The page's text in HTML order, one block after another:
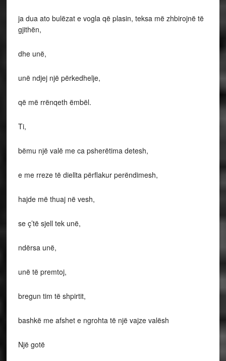
ja dua ato bulëzat e vogla që plasin, teksa më zhbirojnë të
gjithën,
dhe unë,
unë ndjej një përkedhelje,
që më rrënqeth ëmbël.
Ti,
bëmu një valë me ca psherëtima detesh,
e me rreze të diellta përflakur perëndimesh,
hajde më thuaj në vesh,
se ç’të sjell tek unë,
ndërsa unë,
unë të premtoj,
bregun tim të shpirtit,
bashkë me afshet e ngrohta të një vajze valësh
Një gotë